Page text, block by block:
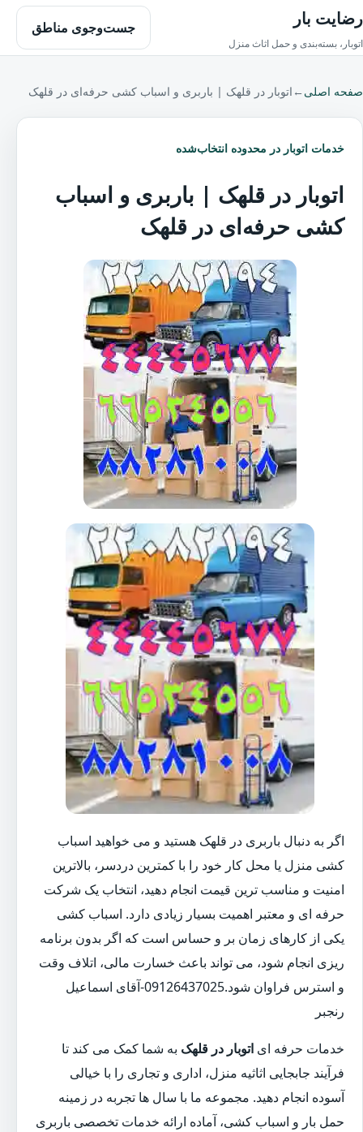
رضایت بار
اتوبار، بسته‌بندی و حمل اثاث منزل
جست‌وجوی مناطق
صفحه اصلی ← اتوبار در قلهک | باربری و اسباب کشی حرفه‌ای در قلهک
خدمات اتوبار در محدوده انتخاب‌شده
اتوبار در قلهک | باربری و اسباب
کشی حرفه‌ای در قلهک
اگر به دنبال باربری در قلهک هستید و می خواهید اسباب
کشی منزل یا محل کار خود را با کمترین دردسر، بالاترین
امنیت و مناسب ترین قیمت انجام دهید، انتخاب یک شرکت
حرفه ای و معتبر اهمیت بسیار زیادی دارد. اسباب کشی
یکی از کارهای زمان بر و حساس است که اگر بدون برنامه
ریزی انجام شود، می تواند باعث خسارت مالی، اتلاف وقت
و استرس فراوان شود.09126437025-آقای اسماعیل
رنجبر
خدمات حرفه ای اتوبار در قلهک به شما کمک می کند تا
فرآیند جابجایی اثاثیه منزل، اداری و تجاری را با خیالی
آسوده انجام دهید. مجموعه ما با سال ها تجربه در زمینه
حمل بار و اسباب کشی، آماده ارائه خدمات تخصصی باربری